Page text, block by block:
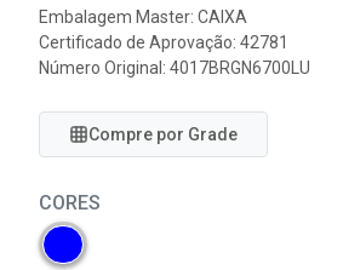
Embalagem Master: CAIXA
Certificado de Aprovação: 42781
Número Original: 4017BRGN6700LU
Compre por Grade
CORES